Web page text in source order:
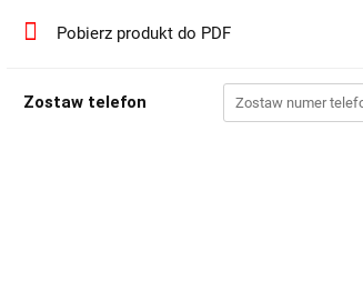
Pobierz produkt do PDF
Zostaw telefon